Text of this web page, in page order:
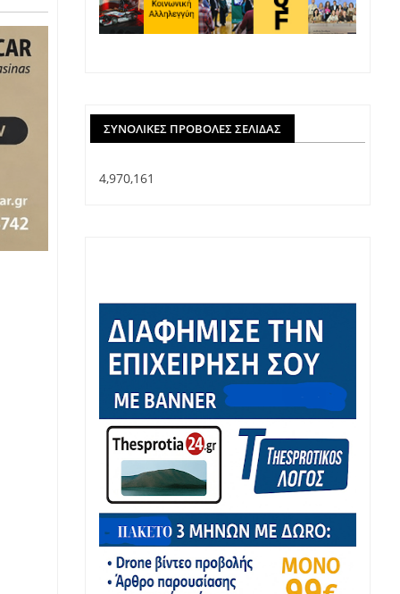
ΣΥΝΟΛΙΚΈΣ ΠΡΟΒΟΛΈΣ ΣΕΛΊΔΑΣ
4,970,161